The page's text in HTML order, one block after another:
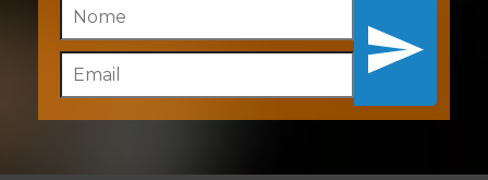
Inscreva-se